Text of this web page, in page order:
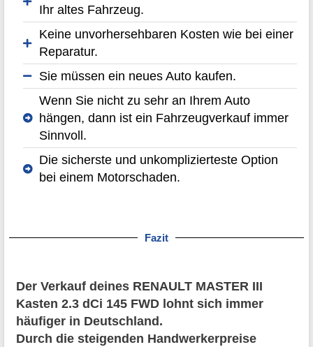
Ihr altes Fahrzeug.
Keine unvorhersehbaren Kosten wie bei einer
Reparatur.
Sie müssen ein neues Auto kaufen.
Wenn Sie nicht zu sehr an Ihrem Auto
hängen, dann ist ein Fahrzeugverkauf immer
Sinnvoll.
Die sicherste und unkomplizierteste Option
bei einem Motorschaden.
Fazit
Der Verkauf deines RENAULT MASTER III
Kasten 2.3 dCi 145 FWD lohnt sich immer
häufiger in Deutschland.
Durch die steigenden Handwerkerpreise